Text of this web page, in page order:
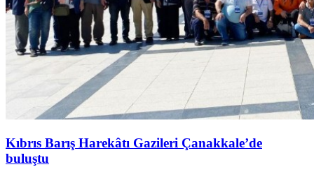
Kıbrıs Barış Harekâtı Gazileri Çanakkale’de
buluştu